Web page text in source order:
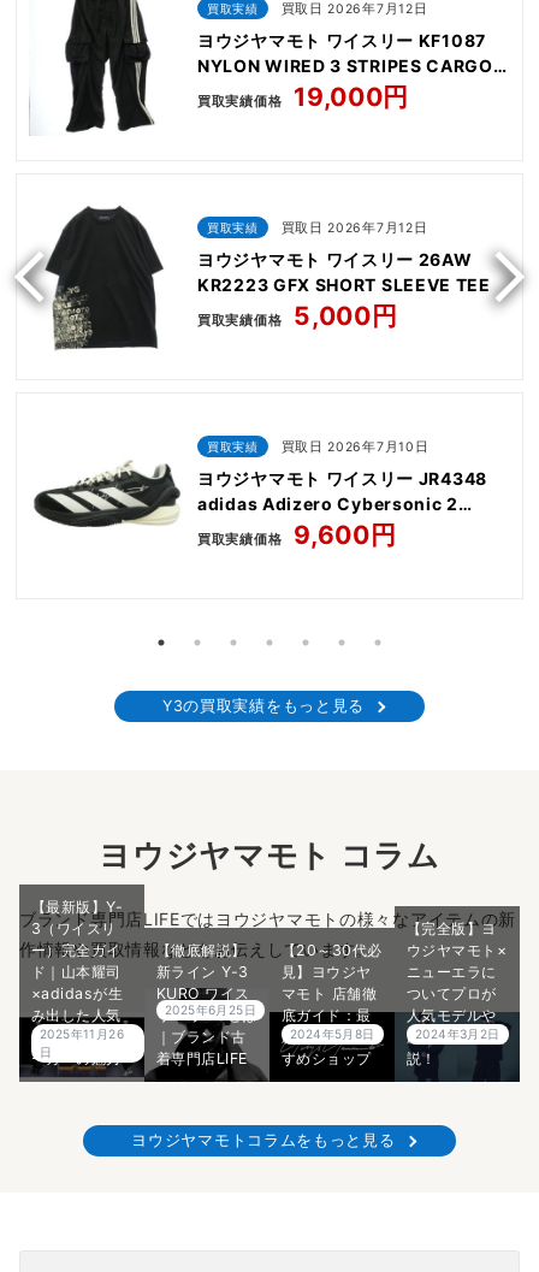
買取実績 買取日 2026年7月12日
ヨウジヤマモト ワイスリー KF1087
NYLON WIRED 3 STRIPES CARGO
PANTS
買取実績価格 19,000円
買取実績 買取日 2026年7月12日
ヨウジヤマモト ワイスリー 26AW
KR2223 GFX SHORT SLEEVE TEE
買取実績価格 5,000円
買取実績 買取日 2026年7月10日
ヨウジヤマモト ワイスリー JR4348
adidas Adizero Cybersonic 2
Tennis Black Orbit Grey
買取実績価格 9,600円
Y3の買取実績をもっと見る
ヨウジヤマモト コラム
ブランド専門店LIFEではヨウジヤマモトの様々なアイテムの新
作情報や買取情報などをお伝えしています。
【最新版】Y-
3（ワイスリ
ー）完全ガイ
ド｜山本耀司
×adidasが生
み出した人気
モデル・スニ
ーカーの魅力
2025年11月26
日
【徹底解説】
新ライン Y-3
KURO ワイス
リー クロ とは
｜ブランド古
着専門店LIFE
2025年6月25日
【20～30代必
見】ヨウジヤ
マモト 店舗徹
底ガイド：最
新情報＆おす
すめショップ
2024年5月8日
【完全版】ヨ
ウジヤマモト×
ニューエラに
ついてプロが
人気モデルや
歴史を5分で解
説！
2024年3月2日
ヨウジヤマモトコラムをもっと見る